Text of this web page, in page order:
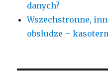
danych?
Wszechstronne,
obsłudze –